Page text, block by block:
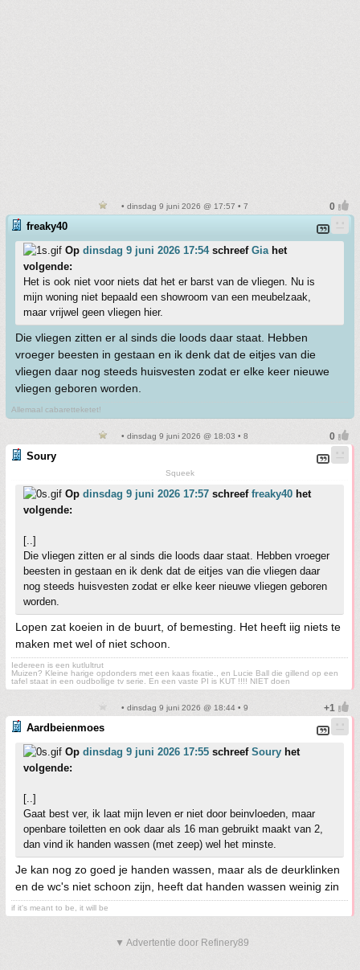
• dinsdag 9 juni 2026 @ 17:57 • 7
freaky40
Op dinsdag 9 juni 2026 17:54schreef Gia het
volgende:
Het is ook niet voor niets dat het er barst van de vliegen. Nu is
mijn woning niet bepaald een showroom van een meubelzaak,
maar vrijwel geen vliegen hier.
Die vliegen zitten er al sinds die loods daar staat. Hebben
vroeger beesten in gestaan en ik denk dat de eitjes van die
vliegen daar nog steeds huisvesten zodat er elke keer nieuwe
vliegen geboren worden.
Allemaal cabaretteketet!
• dinsdag 9 juni 2026 @ 18:03 • 8
Soury
Squeek
Op dinsdag 9 juni 2026 17:57 schreef freaky40 het
volgende:
[..]
Die vliegen zitten er al sinds die loods daar staat. Hebben vroeger
beesten in gestaan en ik denk dat de eitjes van die vliegen daar
nog steeds huisvesten zodat er elke keer nieuwe vliegen geboren
worden.
Lopen zat koeien in de buurt, of bemesting. Het heeft iig niets te
maken met wel of niet schoon.
Iedereen is een kutlultrut
Muizen? Kleine harige opdonders met een kaas fixatie., en Lucie Ball die gillend op een
tafel staat in een oudbollige tv serie. En een vaste PI is KUT !!!! NIET doen
• dinsdag 9 juni 2026 @ 18:44 • 9
Aardbeienmoes
Op dinsdag 9 juni 2026 17:55 schreef Soury het
volgende:
[..]
Gaat best ver, ik laat mijn leven er niet door beinvloeden, maar
openbare toiletten en ook daar als 16 man gebruikt maakt van 2,
dan vind ik handen wassen (met zeep) wel het minste.
Je kan nog zo goed je handen wassen, maar als de deurklinken
en de wc's niet schoon zijn, heeft dat handen wassen weinig zin
if it's meant to be, it will be
▼ Advertentie door Refinery89